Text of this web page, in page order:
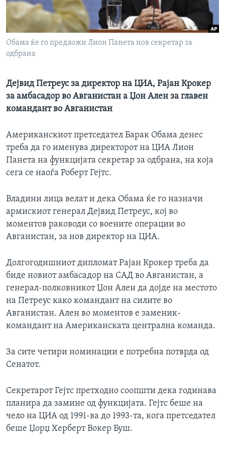
ИНТЕРВЈУА
Јазици
Обама ќе го предложи Лион Панета нов секретар за
одбрана
Дејвид Петреус за директор на ЦИА, Рајан Крокер
за амбасадор во Авганистан а Џон Ален за главен
командант во Авганистан
Американскиот претседател Барак Обама денес
треба да го именува директорот на ЦИА Лион
Панета на функцијата секретар за одбрана, на која
сега се наоѓа Роберт Гејтс.
Владини лица велат и дека Обама ќе го назначи
армискиот генерал Дејвид Петреус, кој во
моментов раководи со воените операции во
Авганистан, за нов директор на ЦИА.
Долгогодишниот дипломат Рајан Крокер треба да
биде новиот амбасадор на САД во Авганистан, а
генерал-полковникот Џон Ален да дојде на местото
на Петреус како командант на силите во
Авганистан. Ален во моментов е заменик-
командант на Американската централна команда.
За сите четири номинации е потребна потврда од
Сенатот.
Секретарот Гејтс претходно соопшти дека годинава
планира да замине од функцијата. Гејтс беше на
чело на ЦИА од 1991-ва до 1993-та, кога претседател
беше Џорџ Херберт Вокер Буш.